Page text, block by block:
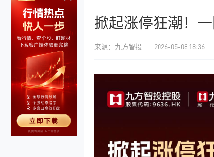
掀起涨停狂潮！
来源：九方智投 2026-05-08 18:36